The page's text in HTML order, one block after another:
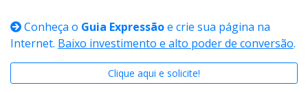
Conheça o Guia Expressãoe crie sua página na
Internet. Baixo investimento e alto poder de conversão.
Clique aqui e solicite!